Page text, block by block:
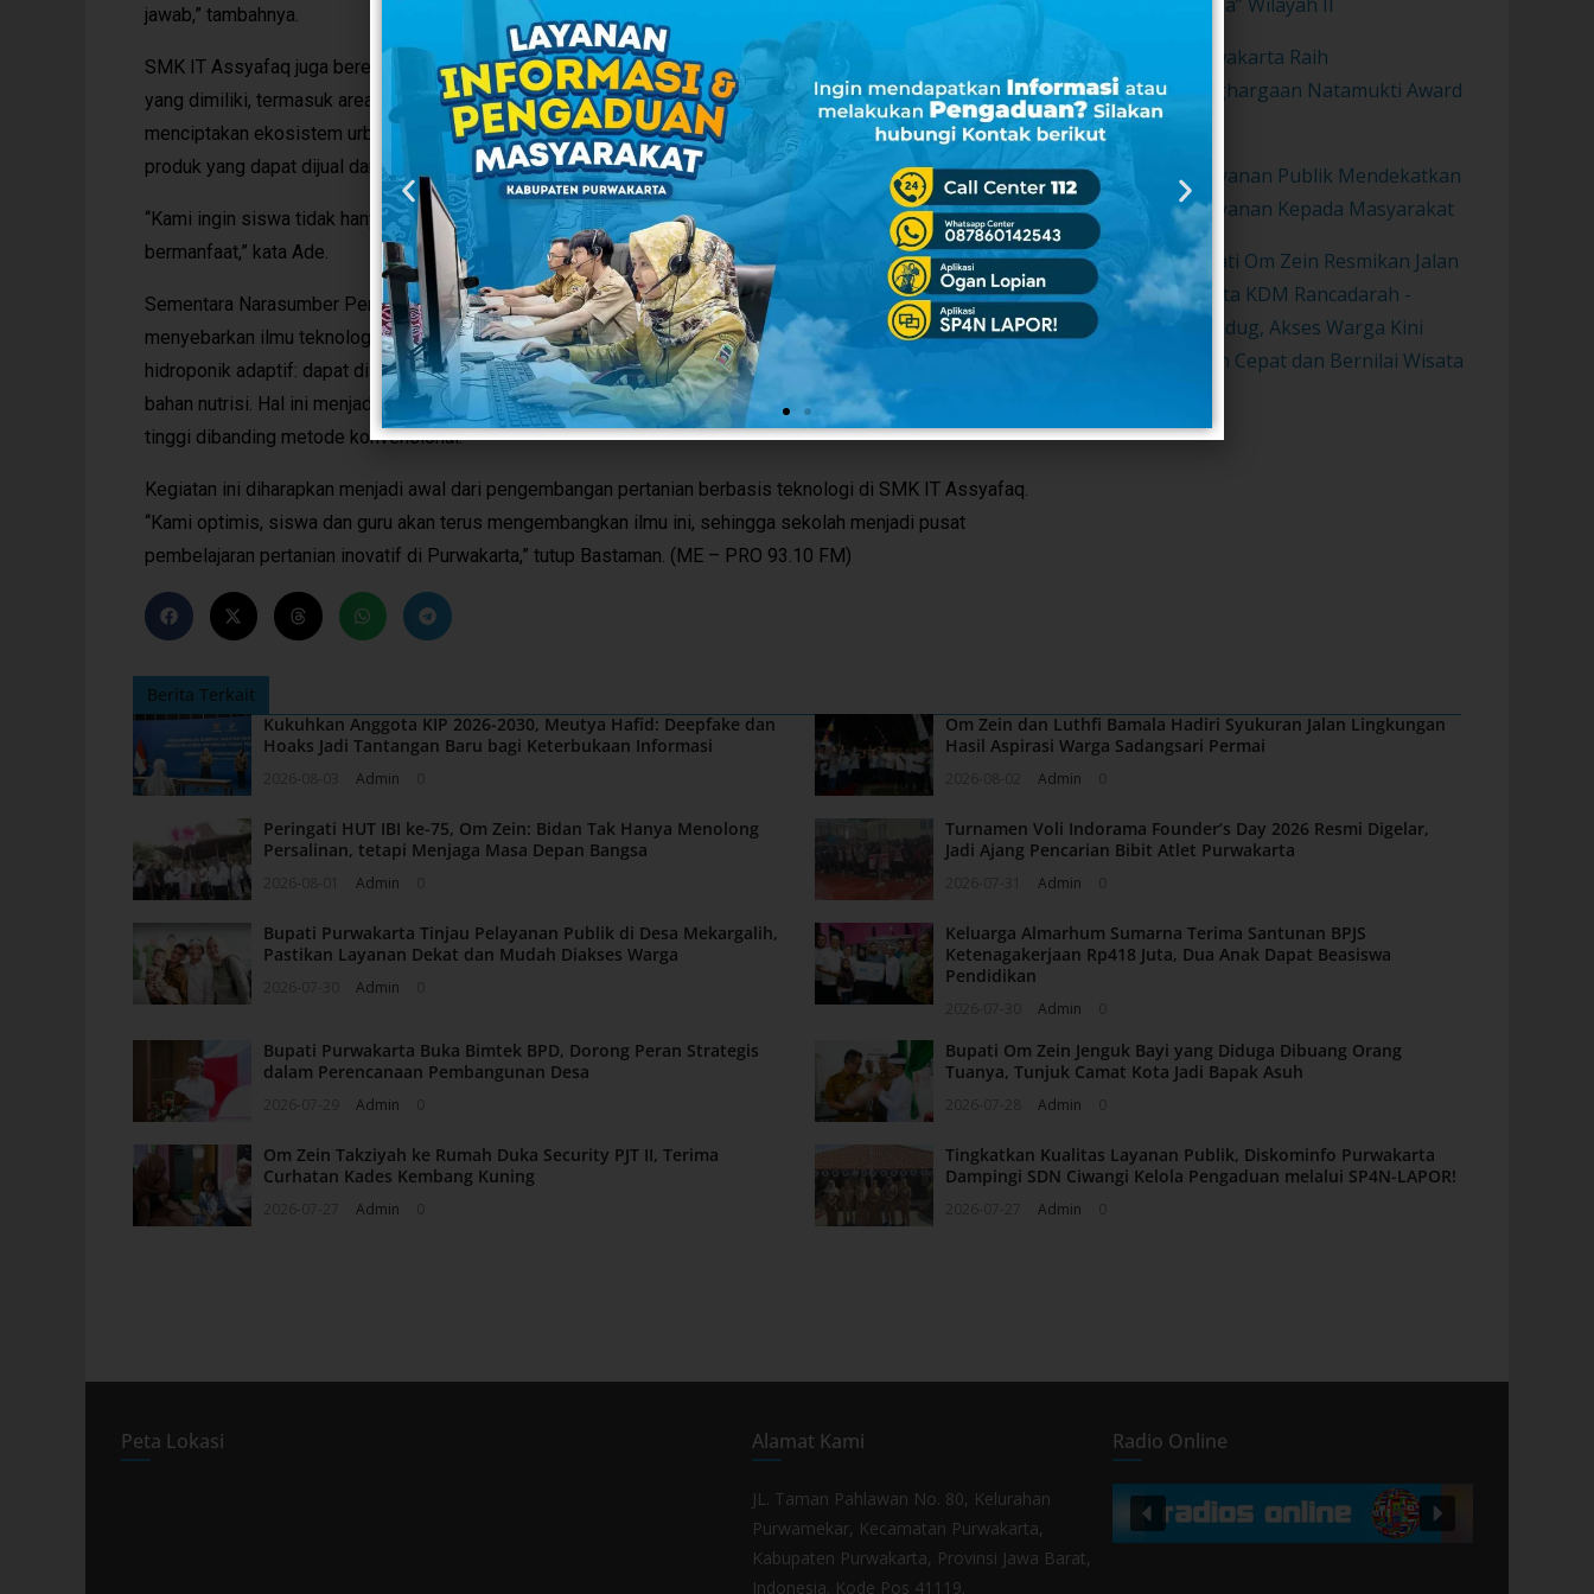
jawab,” tambahnya.
SMK IT Assyafaq juga berencana mengembangkan hidroponik adaptif untuk memaksimalkan seluruh lahan
yang dimiliki, termasuk area vertical garden. Dengan total lahan 4.000 meter persegi, sekolah ingin
menciptakan ekosistem urban farming yang tidak hanya menumbuhkan tanaman, tetapi juga menghasilkan
produk yang dapat dijual dan menjadi identitas sekolah.
“Kami ingin siswa tidak hanya belajar menanam, tapi juga belajar menghasilkan produk yang nyata dan
bermanfaat,” kata Ade.
Sementara Narasumber Pengabdian Masyarakat Bastaman Syah menjelaskan bahwa tujuan PKM ini adalah
menyebarkan ilmu teknologi pertanian kepada masyarakat, termasuk siswa SMK. Ia menekankan keunggulan
hidroponik adaptif: dapat dilakukan di lahan sempit, efisien dengan sistem vertikal, dan mudah memperoleh
bahan nutrisi. Hal ini menjadikan hidroponik sebagai alternatif pertanian modern yang menjanjikan hasil lebih
tinggi dibanding metode konvensional.
Kegiatan ini diharapkan menjadi awal dari pengembangan pertanian berbasis teknologi di SMK IT Assyafaq.
“Kami optimis, siswa dan guru akan terus mengembangkan ilmu ini, sehingga sekolah menjadi pusat
pembelajaran pertanian inovatif di Purwakarta,” tutup Bastaman. (ME – PRO 93.10 FM)
Purwakarta Raih
Penghargaan Natamukti Award
Pelayanan Publik Mendekatkan
Pelayanan Kepada Masyarakat
Bupati Om Zein Resmikan Jalan
Wisata KDM Rancadarah -
Gurudug, Akses Warga Kini
Lebih Cepat dan Bernilai Wisata
Berita Terkait
Kukuhkan Anggota KIP 2026-2030, Meutya Hafid: Deepfake dan
Hoaks Jadi Tantangan Baru bagi Keterbukaan Informasi
Admin
Om Zein dan Luthfi Bamala Hadiri Syukuran Jalan Lingkungan
Hasil Aspirasi Warga Sadangsari Permai
Admin
Peringati HUT IBI ke-75, Om Zein: Bidan Tak Hanya Menolong
Persalinan, tetapi Menjaga Masa Depan Bangsa
Admin
Turnamen Voli Indorama Founder’s Day 2026 Resmi Digelar,
Jadi Ajang Pencarian Bibit Atlet Purwakarta
Admin
Bupati Purwakarta Tinjau Pelayanan Publik di Desa Mekargalih,
Pastikan Layanan Dekat dan Mudah Diakses Warga
Admin
Keluarga Almarhum Sumarna Terima Santunan BPJS
Ketenagakerjaan Rp418 Juta, Dua Anak Dapat Beasiswa
Pendidikan
Admin
Bupati Purwakarta Buka Bimtek BPD, Dorong Peran Strategis
dalam Perencanaan Pembangunan Desa
Admin
Bupati Om Zein Jenguk Bayi yang Diduga Dibuang Orang
Tuanya, Tunjuk Camat Kota Jadi Bapak Asuh
Admin
Om Zein Takziyah ke Rumah Duka Security PJT II, Terima
Curhatan Kades Kembang Kuning
Admin
Tingkatkan Kualitas Layanan Publik, Diskominfo Purwakarta
Dampingi SDN Ciwangi Kelola Pengaduan melalui SP4N-LAPOR!
Admin
Peta Lokasi Alamat Kami
JL. Taman Pahlawan No. 80, Kelurahan
Purwamekar, Kecamatan Purwakarta,
Kabupaten Purwakarta, Provinsi Jawa Barat,
Indonesia. Kode Pos 41119.
Radio Online